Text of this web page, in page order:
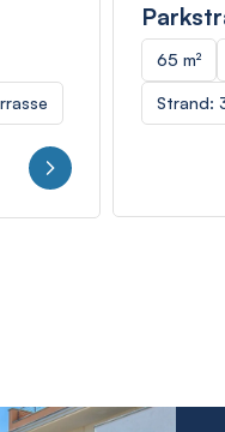
65 m²
Strand: